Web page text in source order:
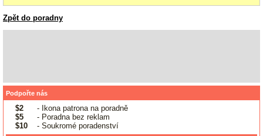
id=com.zidoo.control.phone&hl=en
Zpět do poradny
Podpořte nás
$2
- Ikona patrona na poradně
$5
- Poradna bez reklam
$10
- Soukromé poradenství